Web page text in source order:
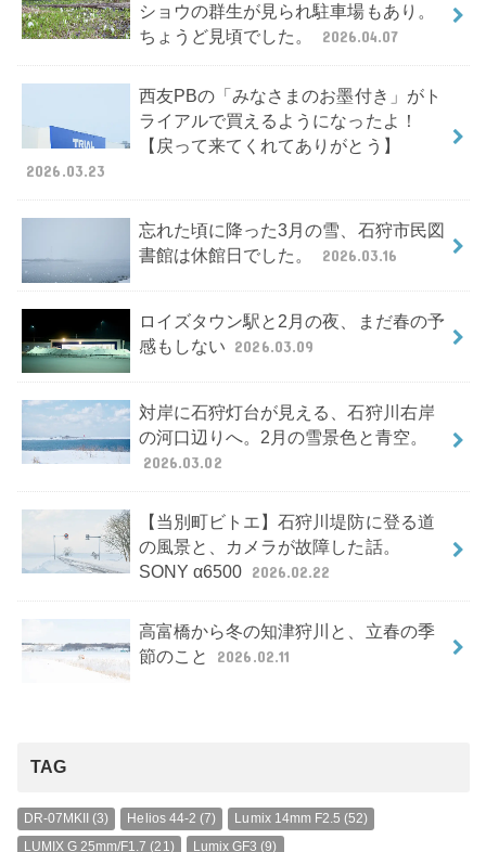
ショウの群生が見られ駐車場もあり。
ちょうど見頃でした。
2026.04.07
西友PBの「みなさまのお墨付き」がト
ライアルで買えるようになったよ！
【戻って来てくれてありがとう】
2026.03.23
忘れた頃に降った3月の雪、石狩市民図
書館は休館日でした。
2026.03.16
ロイズタウン駅と2月の夜、まだ春の予
感もしない 2026.03.09
対岸に石狩灯台が見える、石狩川右岸
の河口辺りへ。2月の雪景色と青空。
2026.03.02
【当別町ビトエ】石狩川堤防に登る道
の風景と、カメラが故障した話。
SONY α6500 2026.02.22
高富橋から冬の知津狩川と、立春の季
節のこと
2026.02.11
TAG
DR-07MKII (3) Helios 44-2 (7) Lumix 14mm F2.5 (52)
LUMIX G 25mm/F1.7 (21) Lumix GF3 (9)